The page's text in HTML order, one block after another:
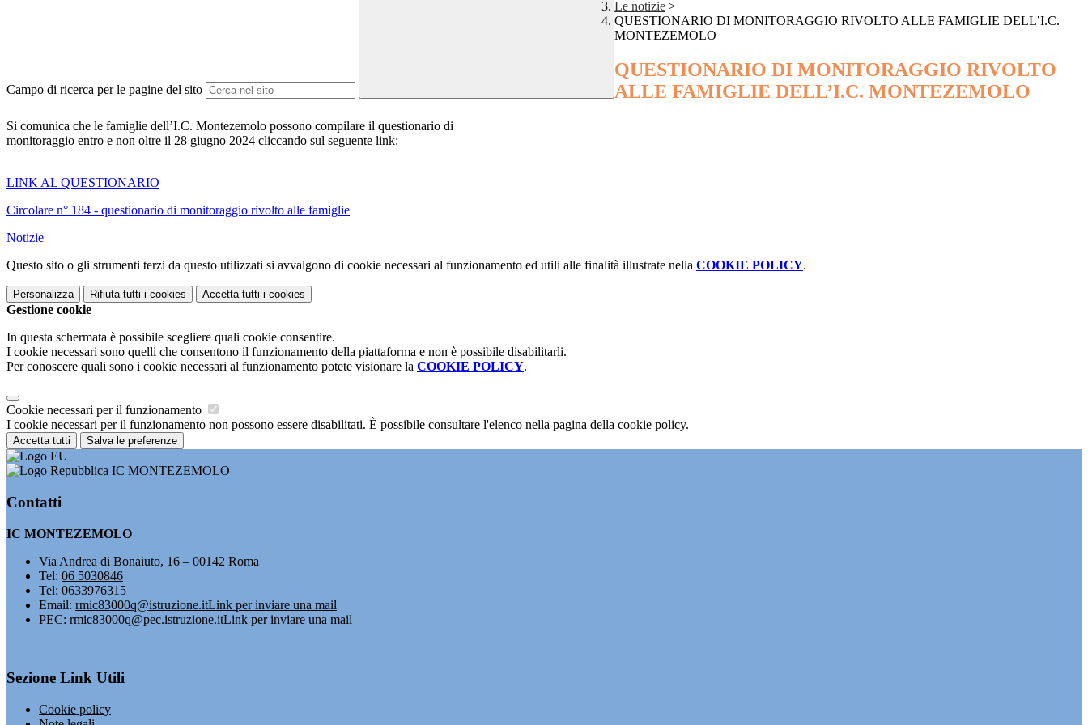
Campo di ricerca per le pagine del sito
Le notizie >
QUESTIONARIO DI MONITORAGGIO RIVOLTO ALLE FAMIGLIE DELL’I.C.
MONTEZEMOLO
QUESTIONARIO DI MONITORAGGIO RIVOLTO
ALLE FAMIGLIE DELL’I.C. MONTEZEMOLO
Si comunica che le famiglie dell’I.C. Montezemolo possono compilare il questionario di
monitoraggio entro e non oltre il 28 giugno 2024 cliccando sul seguente link:
LINK AL QUESTIONARIO
Circolare n° 184 - questionario di monitoraggio rivolto alle famiglie
Notizie
Questo sito o gli strumenti terzi da questo utilizzati si avvalgono di cookie necessari al funzionamento ed utili alle finalità illustrate nella COOKIE POLICY.
Personalizza Rifiuta tutti i cookies Accetta tutti i cookies
Gestione cookie
In questa schermata è possibile scegliere quali cookie consentire.
I cookie necessari sono quelli che consentono il funzionamento della piattaforma e non è possibile disabilitarli.
Per conoscere quali sono i cookie necessari al funzionamento potete visionare la COOKIE POLICY.
Cookie necessari per il funzionamento
I cookie necessari per il funzionamento non possono essere disabilitati. È possibile consultare l'elenco nella pagina della cookie policy.
Accetta tutti Salva le preferenze
IC MONTEZEMOLO
Contatti
IC MONTEZEMOLO
Via Andrea di Bonaiuto, 16 – 00142 Roma
Tel: 06 5030846
Tel: 0633976315
Email: rmic83000q@istruzione.itLink per inviare una mail
PEC: rmic83000q@pec.istruzione.itLink per inviare una mail
Sezione Link Utili
Cookie policy